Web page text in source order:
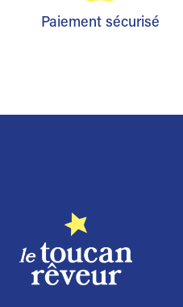
Paiement sécurisé